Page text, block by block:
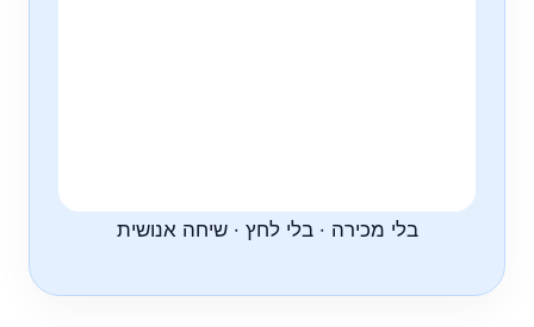
בלי מכירה · בלי לחץ · שיחה אנושית